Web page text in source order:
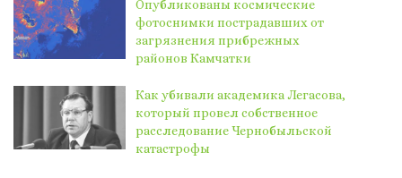
Опубликованы космические
фотоснимки пострадавших от
загрязнения прибрежных
районов Камчатки
Как убивали академика Легасова,
который провел собственное
расследование Чернобыльской
катастрофы